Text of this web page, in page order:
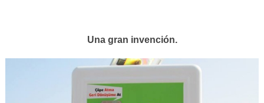
Una gran invención.